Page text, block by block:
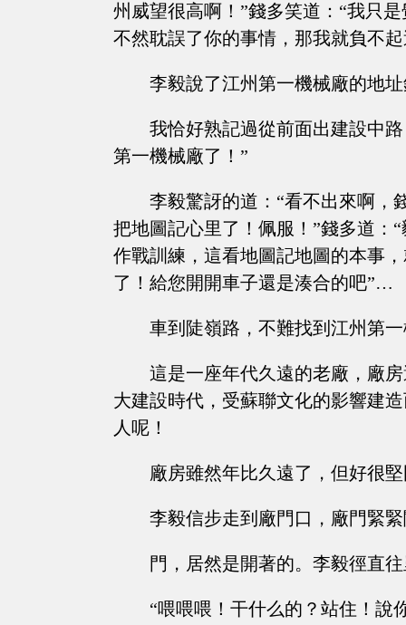
州威望很高啊！”錢多笑道：“我只
不然耽誤了你的事情，那我就負不
李毅說了江州第一機械廠的地
我恰好熟記過從前面出建設中
第一機械廠了！”
李毅驚訝的道：“看不出來啊，
把地圖記心里了！佩服！”錢多道：
作戰訓練，這看地圖記地圖的本事
了！給您開開車子還是湊合的吧”…
車到陡嶺路，不難找到江州第
這是一座年代久遠的老廠，廠
大建設時代，受蘇聯文化的影響建
人呢！
廠房雖然年比久遠了，但好很
李毅信步走到廠門口，廠門緊
門，居然是開著的。李毅徑直
“喂喂喂！干什么的？站住！說